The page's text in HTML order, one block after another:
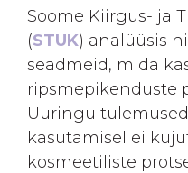
Soome Kiirgus- ja
(STUK) analüüsis
seadmeid, mida
ripsmepikenduste
Uuringu
kasutamisel ei
kosmeetiliste